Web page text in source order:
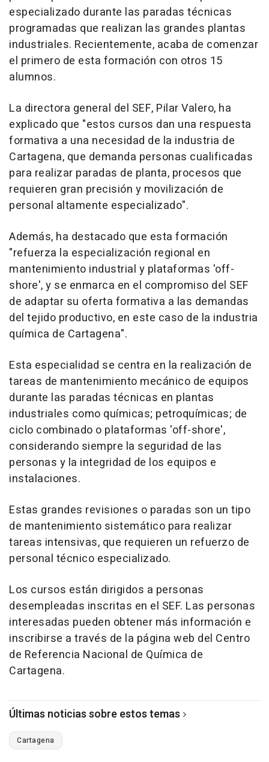
especializado durante las paradas técnicas
programadas que realizan las grandes plantas
industriales. Recientemente, acaba de comenzar
el primero de esta formación con otros 15
alumnos.
La directora general del SEF, Pilar Valero, ha
explicado que "estos cursos dan una respuesta
formativa a una necesidad de la industria de
Cartagena, que demanda personas cualificadas
para realizar paradas de planta, procesos que
requieren gran precisión y movilización de
personal altamente especializado".
Además, ha destacado que esta formación
"refuerza la especialización regional en
mantenimiento industrial y plataformas 'off-
shore', y se enmarca en el compromiso del SEF
de adaptar su oferta formativa a las demandas
del tejido productivo, en este caso de la industria
química de Cartagena".
Esta especialidad se centra en la realización de
tareas de mantenimiento mecánico de equipos
durante las paradas técnicas en plantas
industriales como químicas; petroquímicas; de
ciclo combinado o plataformas 'off-shore',
considerando siempre la seguridad de las
personas y la integridad de los equipos e
instalaciones.
Estas grandes revisiones o paradas son un tipo
de mantenimiento sistemático para realizar
tareas intensivas, que requieren un refuerzo de
personal técnico especializado.
Los cursos están dirigidos a personas
desempleadas inscritas en el SEF. Las personas
interesadas pueden obtener más información e
inscribirse a través de la página web del Centro
de Referencia Nacional de Química de
Cartagena.
Últimas noticias sobre estos temas
Cartagena